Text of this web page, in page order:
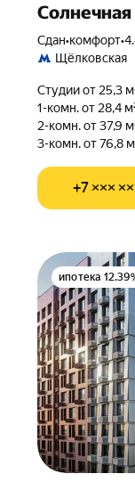
Сдан•комфорт•
Щёлковская
Студии от 25,3
1-комн. от 28,4
2-комн. от 37,9
3-комн. от 76,8
+7 ×××
ипотека